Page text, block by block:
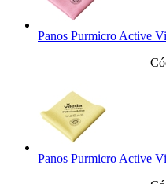
Panos Purmicro Active
Panos Purmicro Active